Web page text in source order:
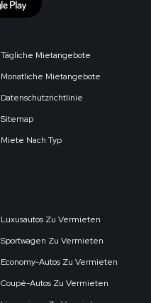
Tägliche Mietangebote
Monatliche Mietangebote
Datenschutzrichtlinie
Sitemap
Miete Nach Typ
Luxusautos Zu Vermieten
Sportwagen Zu Vermieten
Economy-Autos Zu Vermieten
Coupé-Autos Zu Vermieten